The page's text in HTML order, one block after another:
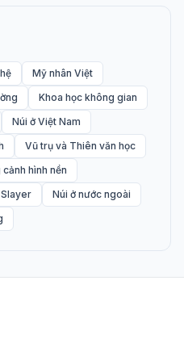
Mỹ nhân Việt
Khoa học không gian
Núi ở Việt Nam
Vũ trụ và Thiên văn học
hình nền
Núi ở nước ngoài